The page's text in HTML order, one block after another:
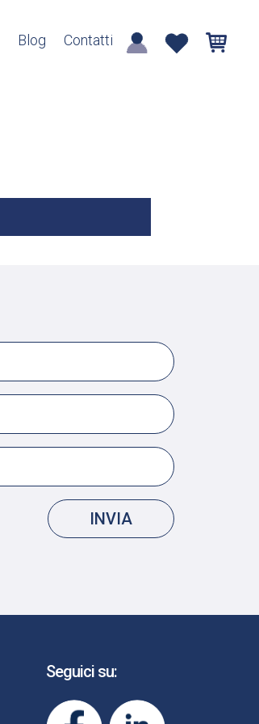
Blog Contatti
INVIA
Seguici su: